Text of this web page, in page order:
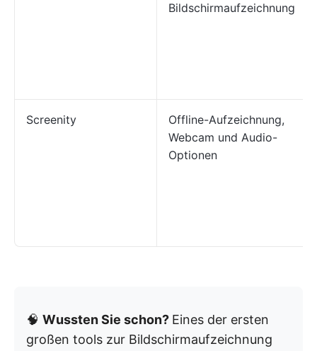
Bildschirmaufzeichnung
Screenity
Offline-Aufzeichnung,
Webcam und Audio-
Optionen
🧠 Wussten Sie schon? Eines der ersten
großen tools zur Bildschirmaufzeichnung